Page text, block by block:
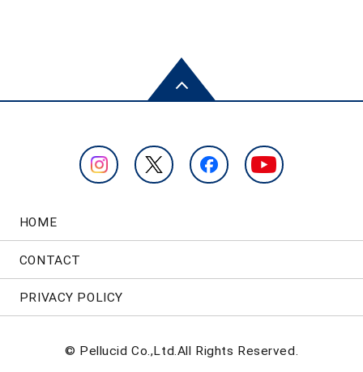
HOME
CONTACT
PRIVACY POLICY
© Pellucid Co.,Ltd.All Rights Reserved.